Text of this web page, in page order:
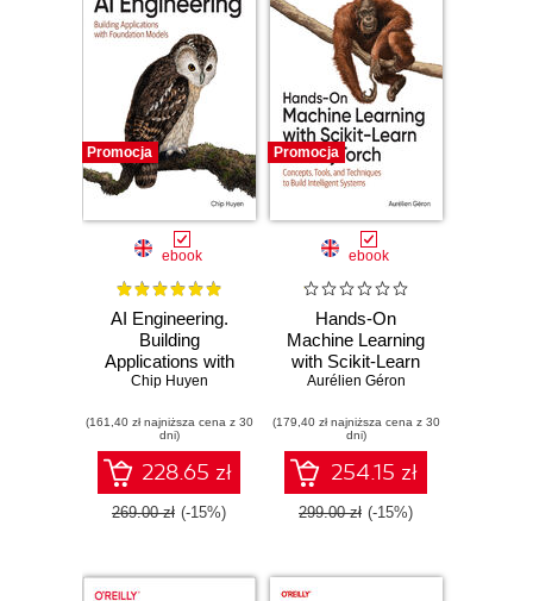
Promocja
ebook
AI Engineering.
Building
Applications with
Foundation Models
Chip Huyen
(161,40 zł najniższa cena z 30
dni)
228.65 zł
269.00 zł (-15%)
Promocja
ebook
Hands-On
Machine Learning
with Scikit-Learn
and PyTorch.
and Techniques to
Build Intelligent
Systems
Aurélien Géron
(179,40 zł najniższa cena z 30
dni)
254.15 zł
299.00 zł (-15%)